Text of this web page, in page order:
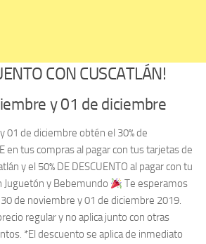
CON CUSCATLÁN!
y 01 de diciembre
01 de diciembre obtén el 30% de
en tus compras al pagar con tus tarjetas de
y el 50% DE DESCUENTO al pagar con tu
y Bebemundo
Te esperamos
de noviembre y 01 de diciembre 2019.
regular y no aplica junto con otras
*El descuento se aplica de inmediato